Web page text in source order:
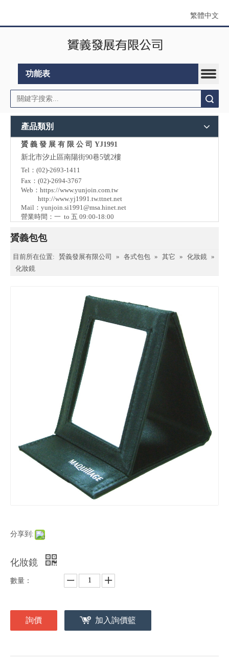
繁體中文
功能表
產品類別
贇 義 發 展 有 限 公 司 YJ1991
新北市汐止區南陽街90巷5號2樓
Tel：(02)-2693-1411
Fax：(02)-2694-3767
Web： https://www.yunjoin.com.tw
http://www.yj1991.tw.ttnet.net
Mail： yunjoin.si1991@msa.hinet.net
營業時間：一 to 五 09:00-18:00
贇義包包
目前所在位置: 贇義發展有限公司 » 各式包包 » 其它 » 化妝鏡 »
化妝鏡
分享到:
化妝鏡
數量：
詢價 加入詢價籃